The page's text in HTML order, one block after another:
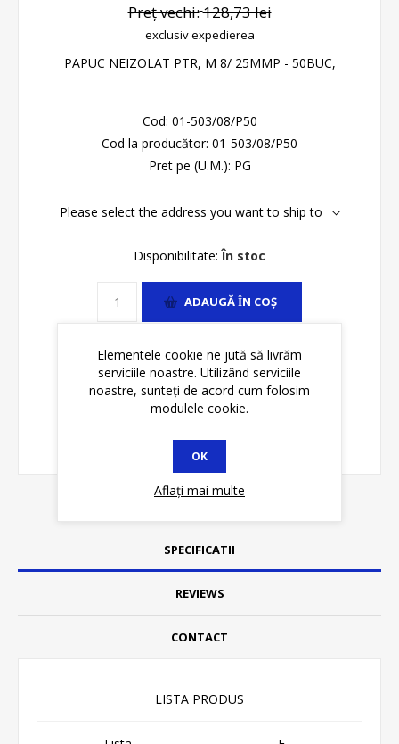
Preț vechi:128,73 lei
exclusivexpedierea
PAPUC NEIZOLAT PTR, M 8/ 25MMP - 50BUC,
Cod: 01-503/08/P50
Cod la producător: 01-503/08/P50
Pret pe (U.M.): PG
Please select the address you want to ship to
Disponibilitate: În stoc
ADAUGĂ ȊN COŞ
SPECIFICATII
REVIEWS
CONTACT
LISTA PRODUS
Elementele cookie ne jută să livrăm
serviciile noastre. Utilizând serviciile
noastre, sunteți de acord cum folosim
modulele cookie.
OK
Aflați mai multe